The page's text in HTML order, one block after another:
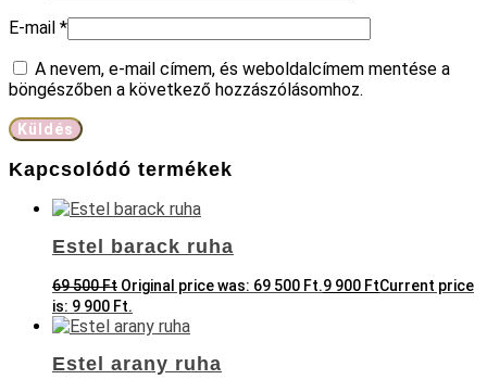
E-mail *
A nevem, e-mail címem, és weboldalcímem mentése a
böngészőben a következő hozzászólásomhoz.
Kapcsolódó termékek
Estel barack ruha
69 500Ft Original price was: 69 500 Ft.9 900 FtCurrent price
is: 9 900 Ft.
Estel arany ruha